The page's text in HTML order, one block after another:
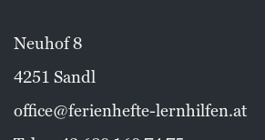
Neuhof 8
4251 Sandl
office@ferienhefte-lernhilfen.at